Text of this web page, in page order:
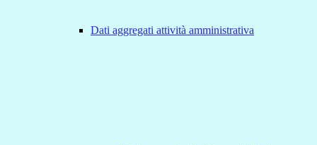
Dati aggregati attività amministrativa